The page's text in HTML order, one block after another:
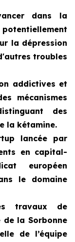
dans la
la dépression
troubles
addictives et
mécanismes
des
la kétamine.
lancée par
en capital-
européen
le domaine
travaux de
de la Sorbonne
de l’équipe